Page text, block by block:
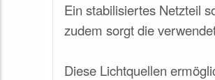
Ein stabilisiertes Netzteil
zudem sorgt die
Diese Lichtquellen